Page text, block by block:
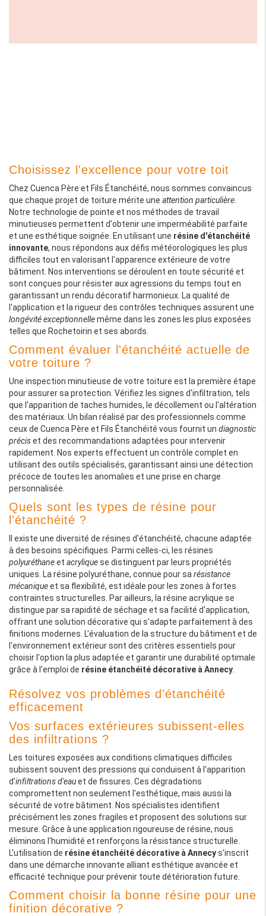
Choisissez l'excellence pour votre toit
Chez Cuenca Père et Fils Étanchéité, nous sommes convaincus
que chaque projet de toiture mérite une attention particulière.
Notre technologie de pointe et nos méthodes de travail
minutieuses permettent d'obtenir une imperméabilité parfaite
et une esthétique soignée. En utilisant une résine d'étanchéité
innovante, nous répondons aux défis météorologiques les plus
difficiles tout en valorisant l'apparence extérieure de votre
bâtiment. Nos interventions se déroulent en toute sécurité et
sont conçues pour résister aux agressions du temps tout en
garantissant un rendu décoratif harmonieux. La qualité de
l'application et la rigueur des contrôles techniques assurent une
longévité exceptionnellemême dans les zones les plus exposées
telles que Rochetoirin et ses abords.
Comment évaluer l'étanchéité actuelle de
votre toiture ?
Une inspection minutieuse de votre toiture est la première étape
pour assurer sa protection. Vérifiez les signes d'infiltration, tels
que l'apparition de taches humides, le décollement ou l'altération
des matériaux. Un bilan réalisé par des professionnels comme
ceux de Cuenca Père et Fils Étanchéité vous fournit un diagnostic
préciset des recommandations adaptées pour intervenir
rapidement. Nos experts effectuent un contrôle complet en
utilisant des outils spécialisés, garantissant ainsi une détection
précoce de toutes les anomalies et une prise en charge
personnalisée.
Quels sont les types de résine pour
l'étanchéité ?
Il existe une diversité de résines d'étanchéité, chacune adaptée
à des besoins spécifiques. Parmi celles-ci, les résines
polyuréthaneet acryliquese distinguent par leurs propriétés
uniques. La résine polyuréthane, connue pour sarésistance
mécaniqueet sa flexibilité, est idéale pour les zones à fortes
contraintes structurelles. Par ailleurs, la résine acrylique se
distingue par sa rapidité de séchage et sa facilité d'application,
offrant une solution décorative qui s'adapte parfaitement à des
finitions modernes. L'évaluation de la structure du bâtiment et de
l'environnement extérieur sont des critères essentiels pour
choisir l'option la plus adaptée et garantir une durabilité optimale
grâce à l'emploi de résine étanchéité décorative à Annecy.
Résolvez vos problèmes d'étanchéité
efficacement
Vos surfaces extérieures subissent-elles
des infiltrations ?
Les toitures exposées aux conditions climatiques difficiles
subissent souvent des pressions qui conduisent à l'apparition
d'infiltrations d'eauet de fissures. Ces dégradations
compromettent non seulement l'esthétique, mais aussi la
sécurité de votre bâtiment. Nos spécialistes identifient
précisément les zones fragiles et proposent des solutions sur
mesure. Grâce à une application rigoureuse de résine, nous
éliminons l'humidité et renforçons la résistance structurelle.
L'utilisation de résine étanchéité décorative à Annecys'inscrit
dans une démarche innovante alliant esthétique avancée et
efficacité technique pour prévenir toute détérioration future.
Comment choisir la bonne résine pour une
finition décorative ?